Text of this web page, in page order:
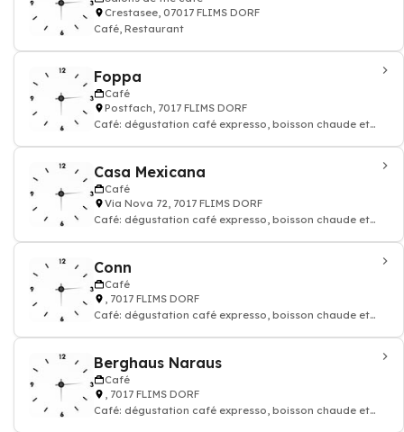
Crestasee, 07017 FLIMS DORF
Café, Restaurant
Foppa
Café
Postfach, 7017 FLIMS DORF
Café: dégustation café expresso, boisson chaude et
Casa Mexicana
Café
Via Nova 72, 7017 FLIMS DORF
Café: dégustation café expresso, boisson chaude et
Conn
Café
, 7017 FLIMS DORF
Café: dégustation café expresso, boisson chaude et
Berghaus Naraus
Café
, 7017 FLIMS DORF
Café: dégustation café expresso, boisson chaude et